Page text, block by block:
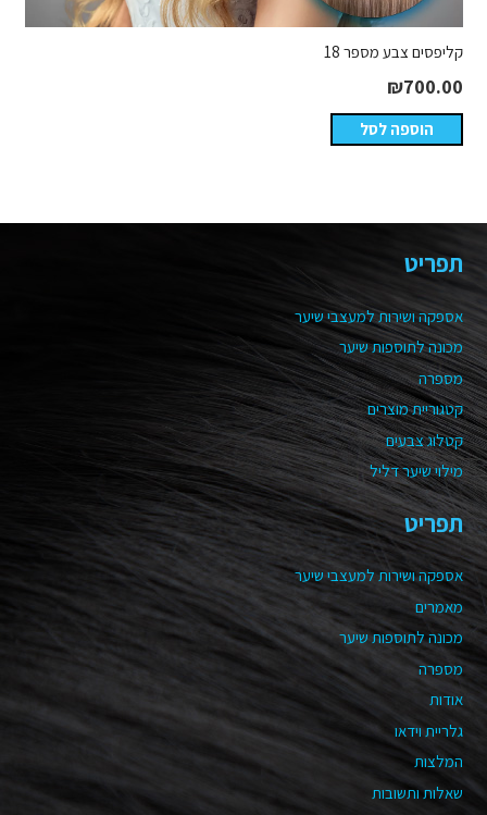
קליפסים צבע מספר 18
₪700.00
הוספה לסל
תפריט
אספקה ושירות למעצבי שיער
מכונה לתוספות שיער
מספרה
קטגוריית מוצרים
קטלוג צבעים
מילוי שיער דליל
תפריט
אספקה ושירות למעצבי שיער
מאמרים
מכונה לתוספות שיער
מספרה
אודות
גלריית וידאו
המלצות
שאלות ותשובות